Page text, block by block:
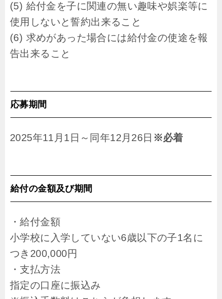
(5) 給付金を子に関連の無い趣味や娯楽等に
使用しないと誓約出来ること
(6) 求めがあった場合には給付金の使途を報
告出来ること
応募期間
2025年11月1日～同年12月26日 ※必着
給付の金額及び期間
・給付金額
小学校に入学していない6歳以下の子1名に
つき200,000円
・支払方法
指定の口座に振込み